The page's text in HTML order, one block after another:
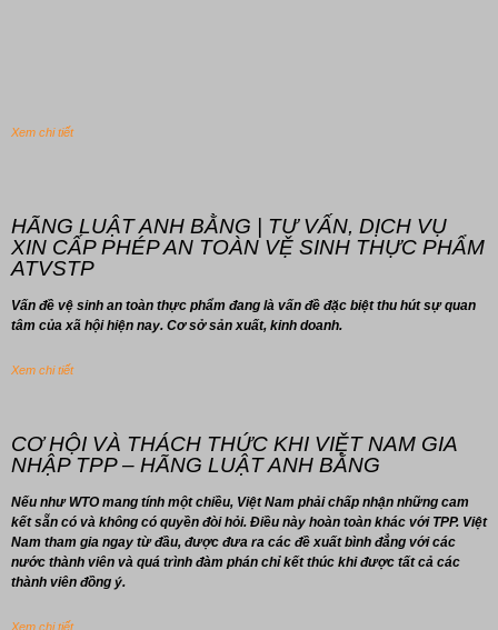
Xem chi tiết
HÃNG LUẬT ANH BẰNG | TƯ VẤN, DỊCH VỤ
XIN CẤP PHÉP AN TOÀN VỆ SINH THỰC PHẨM
ATVSTP
Vấn đề vệ sinh an toàn thực phẩm đang là vấn đề đặc biệt thu hút sự quan
tâm của xã hội hiện nay. Cơ sở sản xuất, kinh doanh.
Xem chi tiết
CƠ HỘI VÀ THÁCH THỨC KHI VIỆT NAM GIA
NHẬP TPP – HÃNG LUẬT ANH BẰNG
Nếu như WTO mang tính một chiều, Việt Nam phải chấp nhận những cam
kết sẵn có và không có quyền đòi hỏi. Điều này hoàn toàn khác với TPP. Việt
Nam tham gia ngay từ đầu, được đưa ra các đề xuất bình đẳng với các
nước thành viên và quá trình đàm phán chỉ kết thúc khi được tất cả các
thành viên đồng ý.
Xem chi tiết